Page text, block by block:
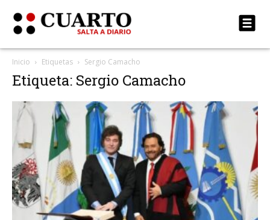
Inicio Etiquetas Sergio Camacho
Etiqueta: Sergio Camacho